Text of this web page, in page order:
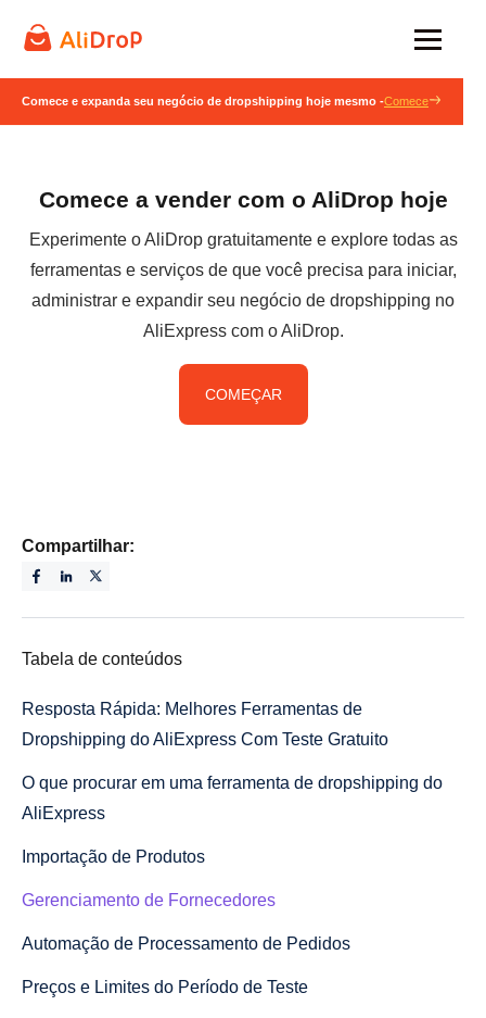
Comece e expanda seu negócio de dropshipping hoje mesmo -Comece
Comece a vender com o AliDrop hoje
Experimente o AliDrop gratuitamente e explore todas as
ferramentas e serviços de que você precisa para iniciar,
administrar e expandir seu negócio de dropshipping no
AliExpress com o AliDrop.
COMEÇAR
Compartilhar:
Tabela de conteúdos
Resposta Rápida: Melhores Ferramentas de
Dropshipping do AliExpress Com Teste Gratuito
O que procurar em uma ferramenta de dropshipping do
AliExpress
Importação de Produtos
Gerenciamento de Fornecedores
Automação de Processamento de Pedidos
Preços e Limites do Período de Teste